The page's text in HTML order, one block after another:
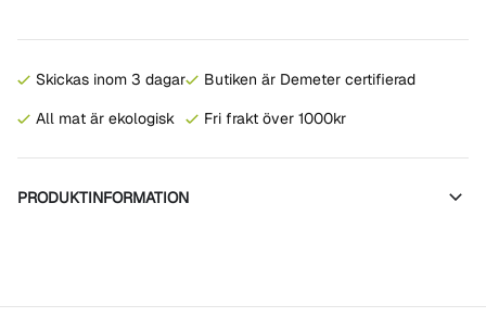
Skickas inom 3 dagar
All mat är ekologisk
Butiken är Demeter certifierad
Fri frakt över 1000kr
PRODUKTINFORMATION